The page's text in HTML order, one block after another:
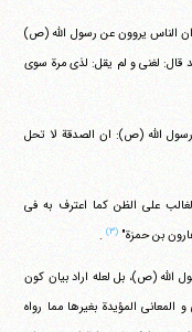
ان الناس یروون عن رسول الله (ص)
قال: لغنی و لم یقل: لذی مرة سوی
الله (ص): ان الصدقة لا تحل
علی الظن کما اعترف به فی
بن حمزة"(۳) .
الله (ص)، بل لعله اراد بیان کون
المؤیدة بغیرها مما رواه